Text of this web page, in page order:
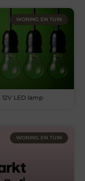
WONING EN TUIN
LED lamp
WONING EN TUIN